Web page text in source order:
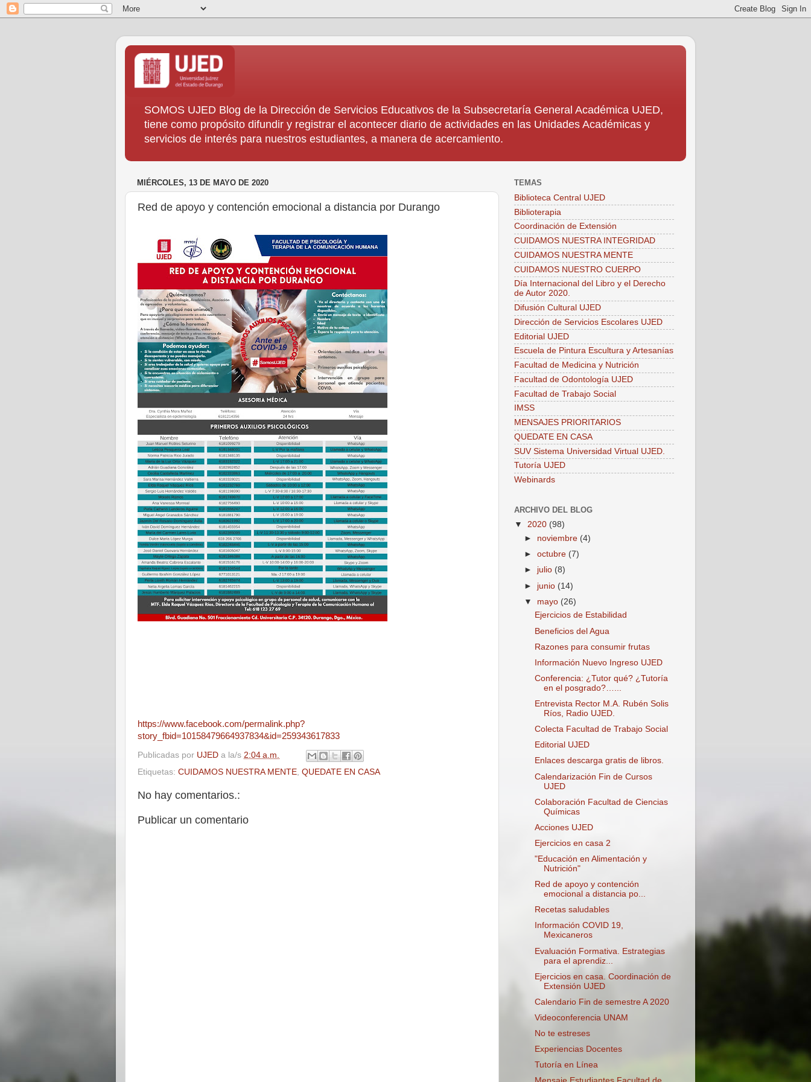
SOMOS UJED Blog de la Dirección de Servicios Educativos de la Subsecretaría General Académica UJED,
tiene como propósito difundir y registrar el acontecer diario de actividades en las Unidades Académicas y
servicios de interés para nuestros estudiantes, a manera de acercamiento.
MIÉRCOLES, 13 DE MAYO DE 2020
Red de apoyo y contención emocional a distancia por Durango
https://www.facebook.com/permalink.php?
story_fbid=10158479664937834&id=259343617833
Publicadas por UJED a la/s 2:04 a.m.
Etiquetas: CUIDAMOS NUESTRA MENTE, QUEDATE EN CASA
No hay comentarios.:
Publicar un comentario
TEMAS
Biblioteca Central UJED
Biblioterapia
Coordinación de Extensión
CUIDAMOS NUESTRA INTEGRIDAD
CUIDAMOS NUESTRA MENTE
CUIDAMOS NUESTRO CUERPO
Día Internacional del Libro y el Derecho
de Autor 2020.
Difusión Cultural UJED
Dirección de Servicios Escolares UJED
Editorial UJED
Escuela de Pintura Escultura y Artesanías
Facultad de Medicina y Nutrición
Facultad de Odontología UJED
Facultad de Trabajo Social
IMSS
MENSAJES PRIORITARIOS
QUEDATE EN CASA
SUV Sistema Universidad Virtual UJED.
Tutoría UJED
Webinards
ARCHIVO DEL BLOG
▼ 2020 (98)
► noviembre (4)
►octubre (7)
► julio (8)
► junio (14)
▼ mayo (26)
Ejercicios de Estabilidad
Beneficios del Agua
Razones para consumir frutas
Información Nuevo Ingreso UJED
Conferencia: ¿Tutor qué? ¿Tutoría
en el posgrado?…...
Entrevista Rector M.A. Rubén Solis
Ríos, Radio UJED.
Colecta Facultad de Trabajo Social
Editorial UJED
Enlaces descarga gratis de libros.
Calendarización Fin de Cursos
UJED
Colaboración Facultad de Ciencias
Químicas
Acciones UJED
Ejercicios en casa 2
"Educación en Alimentación y
Nutrición"
Red de apoyo y contención
emocional a distancia po...
Recetas saludables
Información COVID 19,
Mexicaneros
Evaluación Formativa. Estrategias
para el aprendiz...
Ejercicios en casa. Coordinación de
Extensión UJED
Calendario Fin de semestre A 2020
Videoconferencia UNAM
No te estreses
Experiencias Docentes
Tutoría en Línea